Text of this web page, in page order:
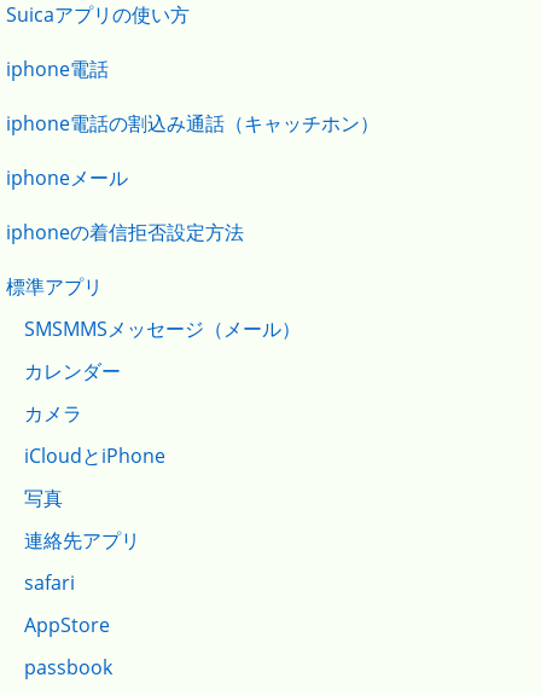
Suicaアプリの使い方
iphone電話
iphone電話の割込み通話（キャッチホン）
iphoneメール
iphoneの着信拒否設定方法
標準アプリ
SMSMMSメッセージ（メール）
カレンダー
カメラ
iCloudとiPhone
写真
連絡先アプリ
safari
AppStore
passbook